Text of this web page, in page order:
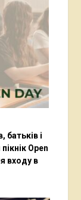
батьків і
Open
входу в